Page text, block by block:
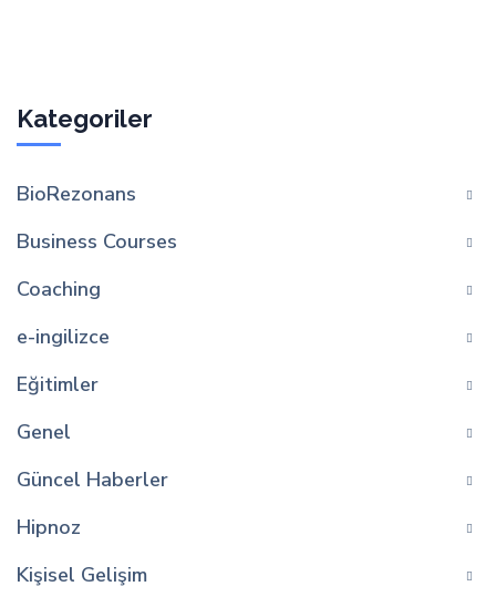
Kategoriler
BioRezonans
Business Courses
Coaching
e-ingilizce
Eğitimler
Genel
Güncel Haberler
Hipnoz
Kişisel Gelişim